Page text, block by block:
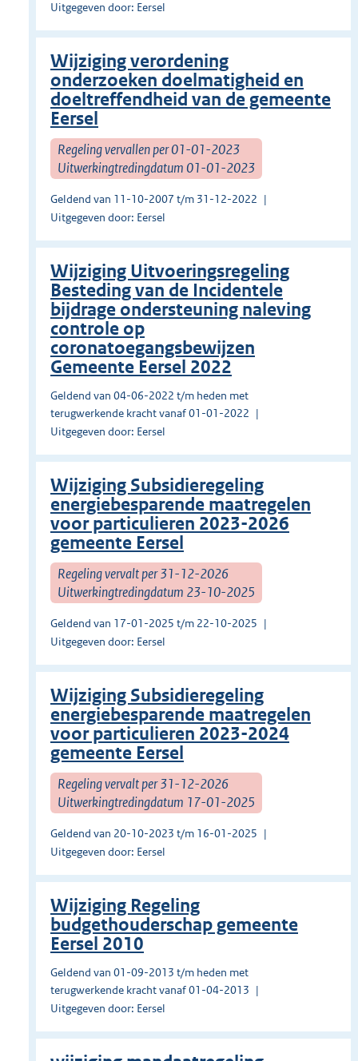
Uitgegeven door: Eersel
Wijziging verordening
onderzoeken doelmatigheid en
doeltreffendheid van de gemeente
Eersel
Regeling vervallen per 01-01-2023
Uitwerkingtredingdatum 01-01-2023
Geldend van 11-10-2007 t/m 31-12-2022
Uitgegeven door: Eersel
Wijziging Uitvoeringsregeling
Besteding van de Incidentele
bijdrage ondersteuning naleving
controle op
coronatoegangsbewijzen
Gemeente Eersel 2022
Geldend van 04-06-2022 t/m heden met
terugwerkende kracht vanaf 01-01-2022
Uitgegeven door: Eersel
Wijziging Subsidieregeling
energiebesparende maatregelen
voor particulieren 2023-2026
gemeente Eersel
Regeling vervalt per 31-12-2026
Uitwerkingtredingdatum 23-10-2025
Geldend van 17-01-2025 t/m 22-10-2025
Uitgegeven door: Eersel
Wijziging Subsidieregeling
energiebesparende maatregelen
voor particulieren 2023-2024
gemeente Eersel
Regeling vervalt per 31-12-2026
Uitwerkingtredingdatum 17-01-2025
Geldend van 20-10-2023 t/m 16-01-2025
Uitgegeven door: Eersel
Wijziging Regeling
budgethouderschap gemeente
Eersel 2010
Geldend van 01-09-2013 t/m heden met
terugwerkende kracht vanaf 01-04-2013
Uitgegeven door: Eersel